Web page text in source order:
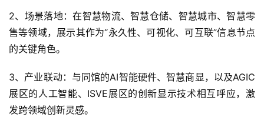
2、场景落地：在智慧物流、智慧仓储、智慧城市、智慧零
售等领域，展示其作为“永久性、可视化、可互联”信息节点
的关键角色。
3、产业联动：与同馆的AI智能硬件、智慧商显，以及AGIC
展区的人工智能、ISVE展区的创新显示技术相互呼应，激
发跨领域创新灵感。